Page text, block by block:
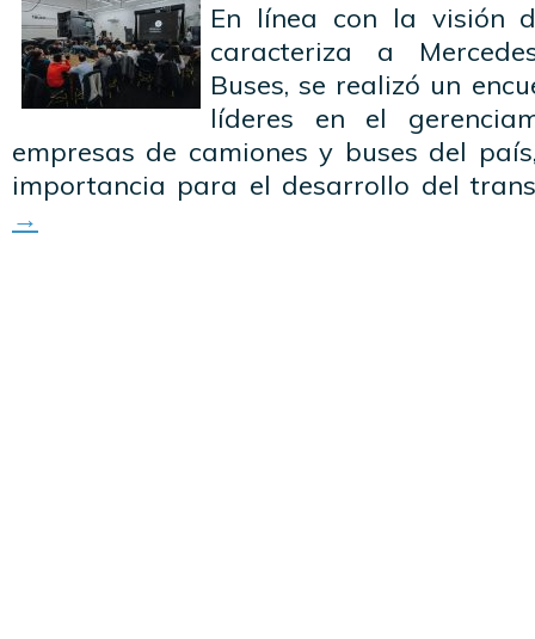
En línea con la visión
caracteriza a
Buses, se realizó un
líderes en el
empresas de camiones y buses del
importancia para el desarrollo del
→